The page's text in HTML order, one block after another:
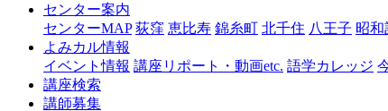
荻
窪
センター案内
センターMAP 荻窪 恵比寿 錦糸町 北千住 八王子 昭和
よみカル情報
イベント情報 講座リポート・動画etc. 語学カレッジ
講座検索
講師募集